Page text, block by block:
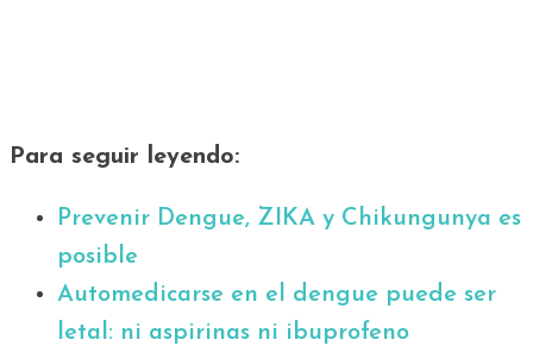
Para seguir leyendo:
Prevenir Dengue, ZIKA y Chikungunya es
posible
Automedicarse en el dengue puede ser
letal: ni aspirinas ni ibuprofeno